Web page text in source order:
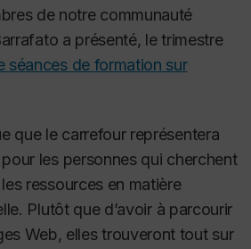
de notre communauté
a présenté, le trimestre
séances de formation sur
que le carrefour représentera
les personnes qui cherchent
ressources en matière
Plutôt que d’avoir à parcourir
Web, elles trouveront tout sur